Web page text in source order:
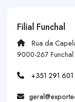
Filial Funchal
Rua da
9000-267 Funchal
+351 291